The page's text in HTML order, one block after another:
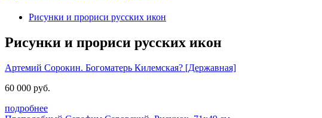
Рисунки и прориси русских икон
Рисунки и прориси русских икон
Артемий Сорокин. Богоматерь Килемская? [Державная]
60 000 руб.
подробнее